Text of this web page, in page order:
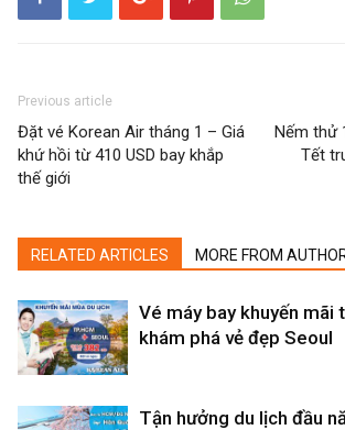
Previous article
Đặt vé Korean Air tháng 1 – Giá
khứ hồi từ 410 USD bay khắp
thế giới
Nếm thử
Tết
RELATED ARTICLES MORE FROM
Vé máy bay khuyến mãi
khám phá vẻ đẹp Seoul
Tận hưởng du lịch đầu